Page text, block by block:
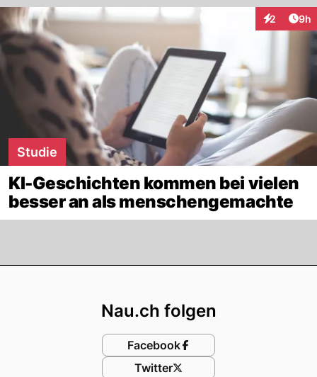
2 9h
Studie
KI-Geschichten kommen bei vielen
besser an als menschengemachte
Nau.ch folgen
Facebook
Twitter